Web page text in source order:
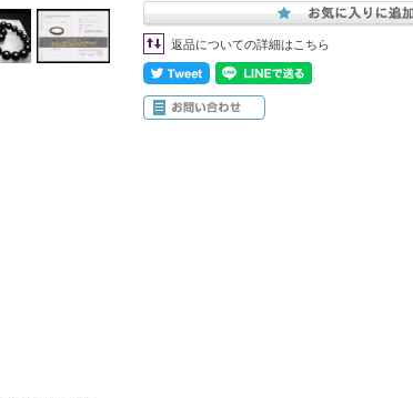
返品についての詳細はこちら